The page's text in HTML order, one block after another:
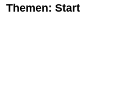
Themen: Start